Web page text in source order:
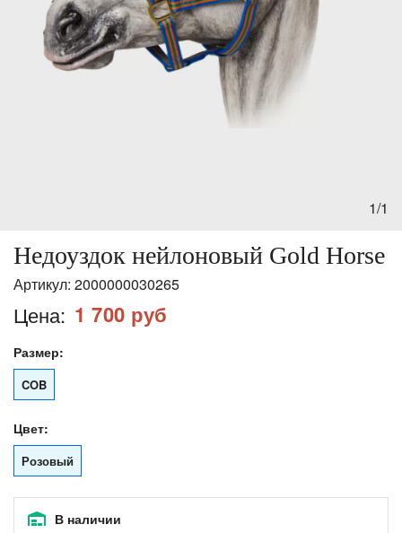
1/1
Недоуздок нейлоновый Gold Horse
Артикул: 2000000030265
Цена: 1 700 руб
Размер:
COB
Цвет:
Розовый
В наличии